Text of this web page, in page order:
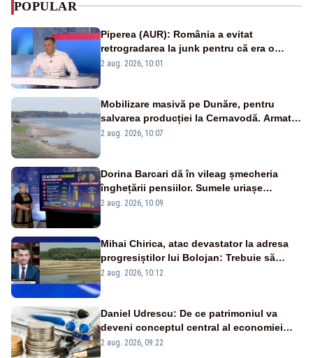
POPULAR
Piperea (AUR): România a evitat
retrogradarea la junk pentru că era o
catastrofă pentru bănci și fondurile de
2 aug. 2026, 10:01
Mobilizare masivă pe Dunăre, pentru
salvarea producției la Cernavodă. Armata
va detona o stâncă și va devia apa
2 aug. 2026, 10:07
Dorina Barcari dă în vileag șmecheria
înghețării pensiilor. Sumele uriașe
pierdute de fiecare român
2 aug. 2026, 10:09
Mihai Chirica, atac devastator la adresa
progresiștilor lui Bolojan: Trebuie să
protejăm și natura, dar nu șținem omaneii
2 aug. 2026, 10:12
Daniel Udrescu: De ce patrimoniul va
deveni conceptul central al economiei
viitoare?
2 aug. 2026, 09:22